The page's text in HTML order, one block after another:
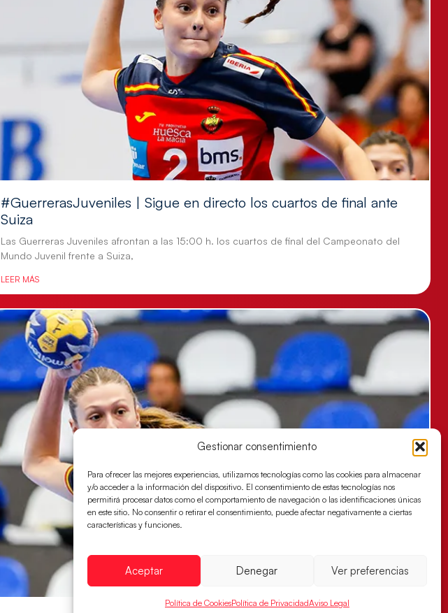
Gestionar consentimiento
Para ofrecer las mejores experiencias, utilizamos tecnologías como las cookies para almacenar
y/o acceder a la información del dispositivo. El consentimiento de estas tecnologías nos
permitirá procesar datos como el comportamiento de navegación o las identificaciones únicas
en este sitio. No consentir o retirar el consentimiento, puede afectar negativamente a ciertas
características y funciones.
Aceptar Denegar Ver preferencias
Política de CookiesPolítica de PrivacidadAviso Legal
#GuerrerasJuveniles | Sigue en directo los cuartos de final ante
Suiza
Las Guerreras Juveniles afrontan a las 15:00 h. los cuartos de final del Campeonato del
Mundo Juvenil frente a Suiza,
LEER MÁS